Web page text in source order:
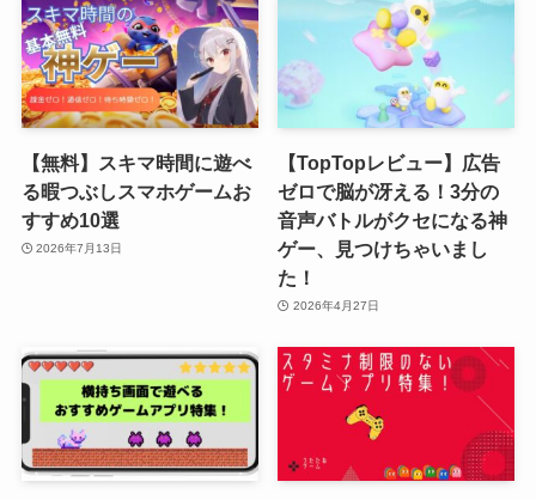
【無料】スキマ時間に遊べ
る暇つぶしスマホゲームお
すすめ10選
2026年7月13日
【TopTopレビュー】広告
ゼロで脳が冴える！3分の
音声バトルがクセになる神
ゲー、見つけちゃいまし
た！
2026年4月27日